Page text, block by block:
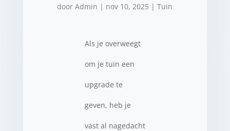
doorAdmin | nov 10, 2025 |Tuin
Als je overweegt
om je tuin een
upgrade te
geven, heb je
vast al nagedacht